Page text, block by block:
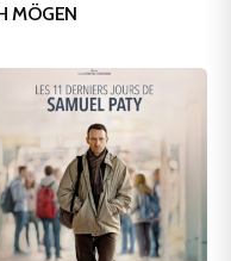
MÖGEN